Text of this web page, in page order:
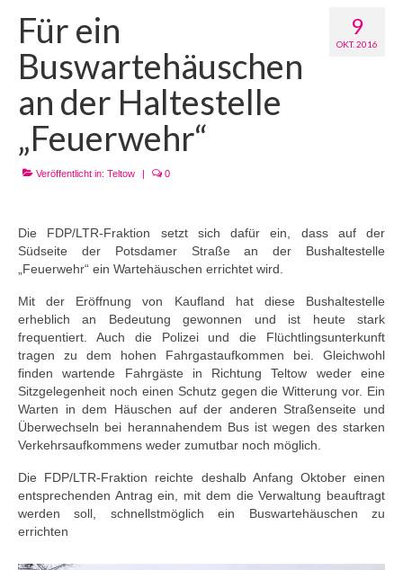
9
OKT. 2016
Für ein
Buswartehäuschen
an der Haltestelle
„Feuerwehr“
Veröffentlicht in: Teltow | 0
Die FDP/LTR-Fraktion setzt sich dafür ein, dass auf der
Südseite der Potsdamer Straße an der Bushaltestelle
„Feuerwehr“ ein Wartehäuschen errichtet wird.
Mit der Eröffnung von Kaufland hat diese Bushaltestelle
erheblich an Bedeutung gewonnen und ist heute stark
frequentiert. Auch die Polizei und die Flüchtlingsunterkunft
tragen zu dem hohen Fahrgastaufkommen bei. Gleichwohl
finden wartende Fahrgäste in Richtung Teltow weder eine
Sitzgelegenheit noch einen Schutz gegen die Witterung vor. Ein
Warten in dem Häuschen auf der anderen Straßenseite und
Überwechseln bei herannahendem Bus ist wegen des starken
Verkehrsaufkommens weder zumutbar noch möglich.
Die FDP/LTR-Fraktion reichte deshalb Anfang Oktober einen
entsprechenden Antrag ein, mit dem die Verwaltung beauftragt
werden soll, schnellstmöglich ein Buswartehäuschen zu
errichten